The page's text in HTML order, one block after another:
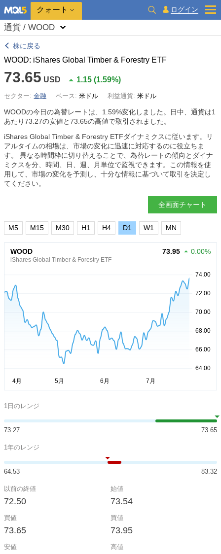
クォート ログイン
通貨 / WOOD
株に戻る
WOOD: iShares Global Timber & Forestry ETF
73.65 USD 1.15 (1.59%)
セクター: 金融 ベース: 米ドル 利益通貨: 米ドル
WOODの今日の為替レートは、 1.59%変化しました。日中、通貨は1
あたり73.27の安値と73.65の高値で取引されました。
iShares Global Timber & Forestry ETFダイナミクスに従います。リ
アルタイムの相場は、市場の変化に迅速に対応するのに役立ちま
す。 異なる時間枠に切り替えることで、為替レートの傾向とダイナ
ミクスを分、時間、日、週、月単位で監視できます。この情報を使
用して、市場の変化を予測し、十分な情報に基づいて取引を決定し
てください。
全画面チャート
M5 M15 M30 H1 H4 D1 W1 MN
WOOD
iShares Global Timber & Forestry ETF
73.95 0.00%
1日のレンジ
73.27 73.65
1年のレンジ
64.53 83.32
以前の終値
72.50
始値
73.54
買値
73.65
買値
73.95
安値 高値